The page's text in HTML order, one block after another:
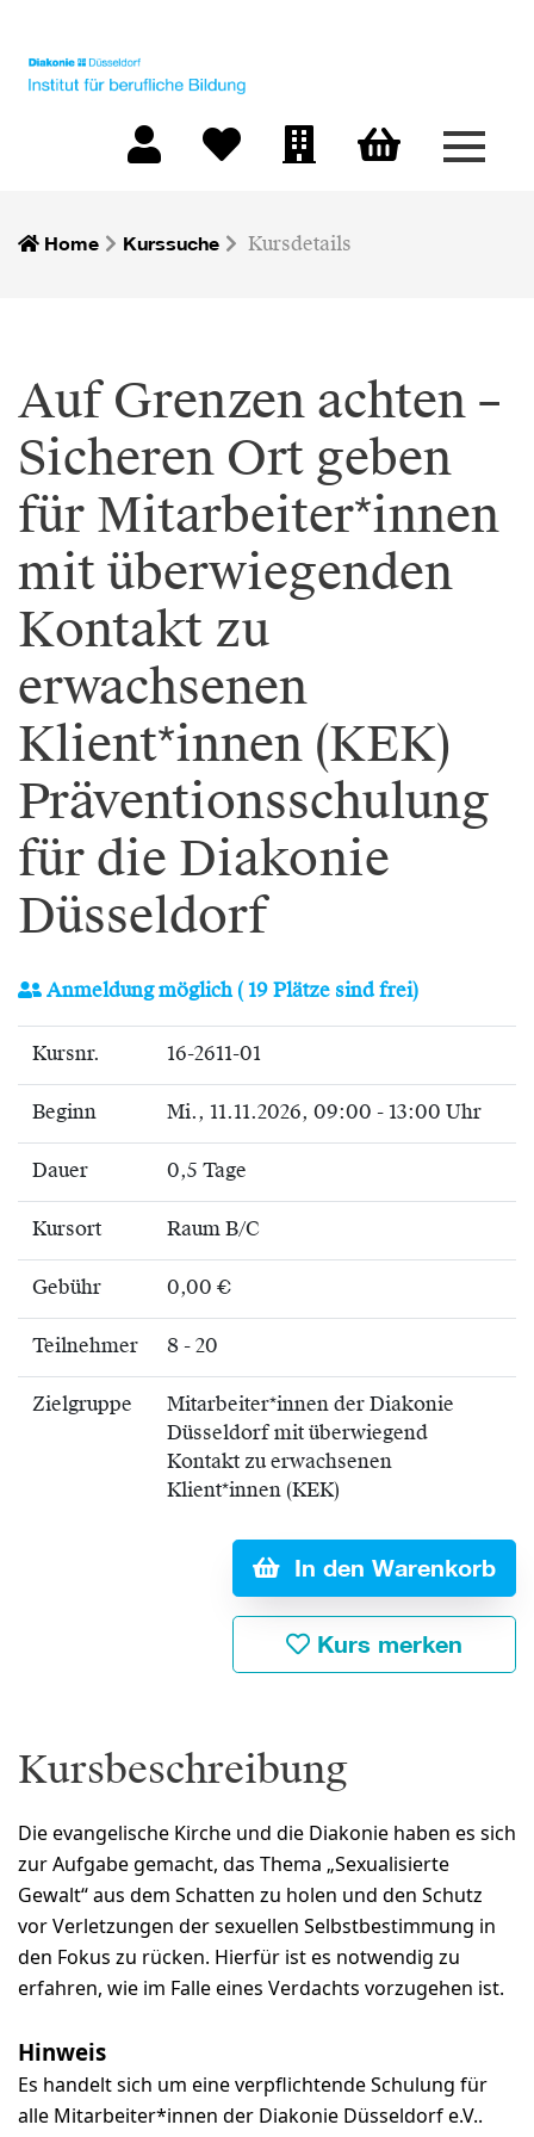
Menü
Home Kurssuche Kursdetails
Auf Grenzen achten –
Sicheren Ort geben
für Mitarbeiter*innen
mit überwiegenden
Kontakt zu
erwachsenen
Klient*innen (KEK)
Präventionsschulung
für die Diakonie
Düsseldorf
Anmeldung möglich( 19 Plätze sind frei)
Kursnr. 16-2611-01
Beginn Mi., 11.11.2026, 09:00 - 13:00 Uhr
Dauer 0,5 Tage
Kursort Raum B/C
Gebühr 0,00 €
Teilnehmer 8 - 20
Zielgruppe
Mitarbeiter*innen der Diakonie
Düsseldorf mit überwiegend
Kontakt zu erwachsenen
Klient*innen (KEK)
In den Warenkorb
Kurs merken
Kursbeschreibung
Die evangelische Kirche und die Diakonie haben es sich
zur Aufgabe gemacht, das Thema „Sexualisierte
Gewalt“ aus dem Schatten zu holen und den Schutz
vor Verletzungen der sexuellen Selbstbestimmung in
den Fokus zu rücken. Hierfür ist es notwendig zu
erfahren, wie im Falle eines Verdachts vorzugehen ist.
Hinweis
Es handelt sich um eine verpflichtende Schulung für
alle Mitarbeiter*innen der Diakonie Düsseldorf e.V..